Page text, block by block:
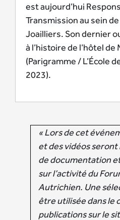
est aujourd’hui
Transmission au sein de
Joailliers. Son dernier
à l’histoire de l’hôtel
(Parigramme / L’École
2023).
« Lors de cet
et des vidéos seront
de documentation
sur l’activité du
Autrichien. Une
être utilisée dans le
publications sur le